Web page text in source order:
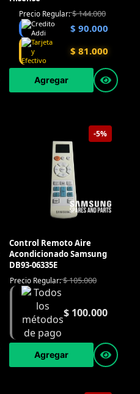
Precio Regular:$144.000
$ 90.000
$ 81.000
Agregar
-5%
Control Remoto Aire
Acondicionado Samsung
DB93-06335E
Precio Regular:$105.000
$ 100.000
Agregar